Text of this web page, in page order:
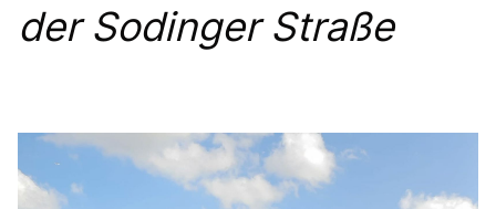
der Sodinger Straße